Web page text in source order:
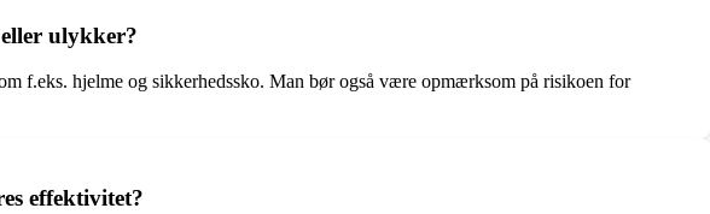
ulykker?
f.eks. hjelme og sikkerhedssko. Man bør også være opmærksom på risikoen for
effektivitet?